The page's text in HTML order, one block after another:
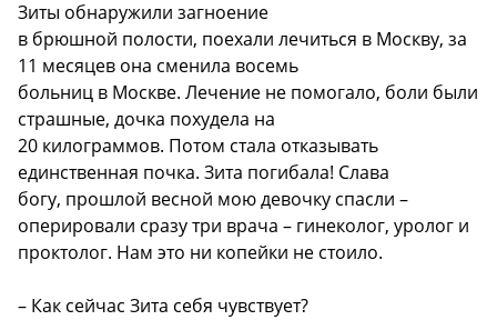
Зиты обнаружили загноение
в брюшной полости, поехали лечиться в Москву, за
11 месяцев она сменила восемь
больниц в Москве. Лечение не помогало, боли были
страшные, дочка похудела на
20 килограммов. Потом стала отказывать
единственная почка. Зита погибала! Слава
богу, прошлой весной мою девочку спасли –
оперировали сразу три врача – гинеколог, уролог и
проктолог. Нам это ни копейки не стоило.
– Как сейчас Зита себя чувствует?